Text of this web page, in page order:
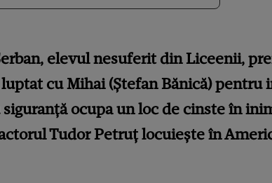
elevul nesuferit din Liceenii,
cu Mihai (Ștefan Bănică) pentru
siguranță ocupa un loc de cinste în
Tudor Petruț locuiește în